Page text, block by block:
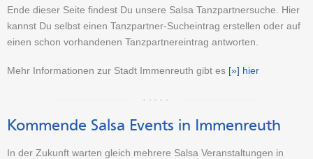
Ende dieser Seite findest Du unsere Salsa Tanzpartnersuche. Hier
kannst Du selbst einen Tanzpartner-Sucheintrag erstellen oder auf
einen schon vorhandenen Tanzpartnereintrag antworten.
Mehr Informationen zur Stadt Immenreuth gibt es [»] hier
Kommende Salsa Events in Immenreuth
In der Zukunft warten gleich mehrere Salsa Veranstaltungen in